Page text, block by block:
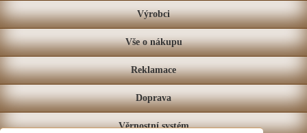
Výrobci
Vše o nákupu
Reklamace
Doprava
Věrnostní systém